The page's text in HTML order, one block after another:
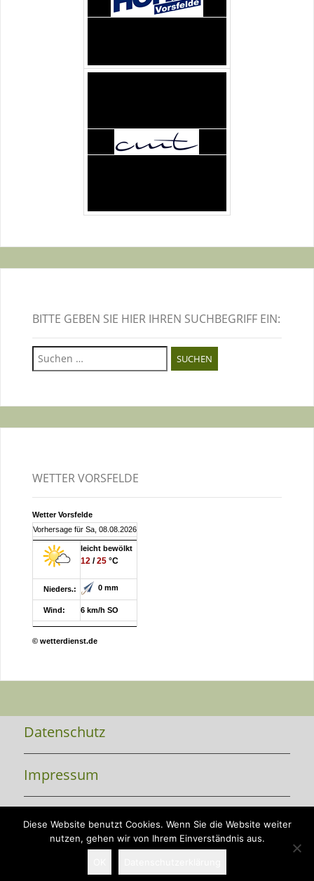
BITTE GEBEN SIE HIER IHREN SUCHBEGRIFF EIN:
Suchen
nach:
WETTER VORSFELDE
Wetter Vorsfelde
Vorhersage für Sa, 08.08.2026
leicht bewölkt
12/25°C
Nieders.: 0 mm
Wind: 6 km/h SO
© wetterdienst.de
Datenschutz
Impressum
Kontakt
Diese Website benutzt Cookies. Wenn Sie die Website weiter
nutzen, gehen wir von Ihrem Einverständnis aus.